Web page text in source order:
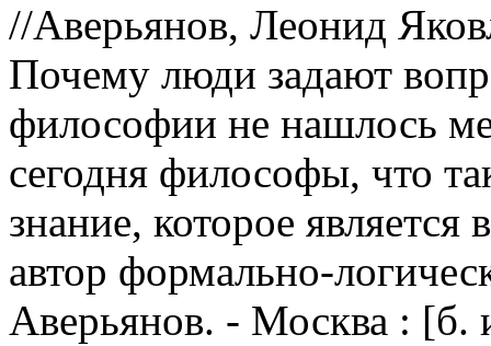
//Аверьянов, Леонид
Почему люди задают
философии не нашлось
сегодня философы, что
знание, которое
автор формально-
Аверьянов. - Москва : [б.